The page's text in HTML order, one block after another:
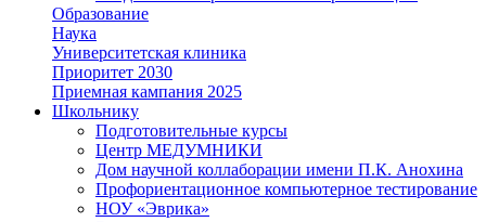
Образование
Наука
Университетская клиника
Приоритет 2030
Приемная кампания 2025
Школьнику
Подготовительные курсы
Центр МЕДУМНИКИ
Дом научной коллаборации имени П.К. Анохина
Профориентационное компьютерное тестирование
НОУ «Эврика»